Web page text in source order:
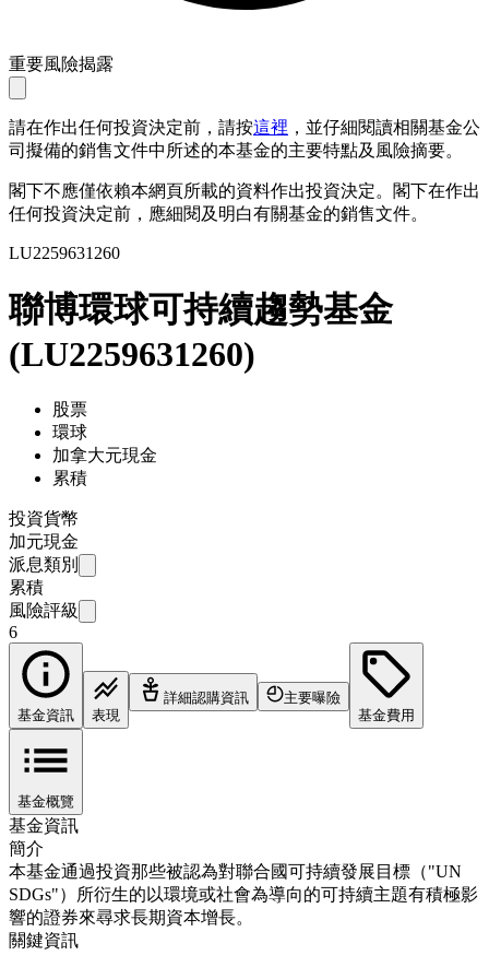
重要風險揭露
請在作出任何投資決定前，請按這裡 ，並仔細閱讀相關基金公
司擬備的銷售文件中所述的本基金的主要特點及風險摘要。
閣下不應僅依賴本網頁所載的資料作出投資決定。閣下在作出
任何投資決定前，應細閱及明白有關基金的銷售文件。
LU2259631260
聯博環球可持續趨勢基金
(LU2259631260)
股票
環球
加拿大元現金
累積
投資貨幣
加元現金
派息類別
累積
風險評級
6
基金資訊 表現
詳細認購資訊
主要曝險
基金費用
基金概覽
基金資訊
簡介
本基金通過投資那些被認為對聯合國可持續發展目標（"UN
SDGs"）所衍生的以環境或社會為導向的可持續主題有積極影
響的證券來尋求長期資本增長。
關鍵資訊